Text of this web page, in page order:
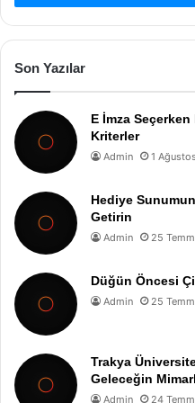
Son Yazılar
E İmza
Kriterler
Admin 1
Hediye
Getirin
Admin 25
Düğün Öncesi
Admin 25
Trakya
Geleceğin
Admin 24